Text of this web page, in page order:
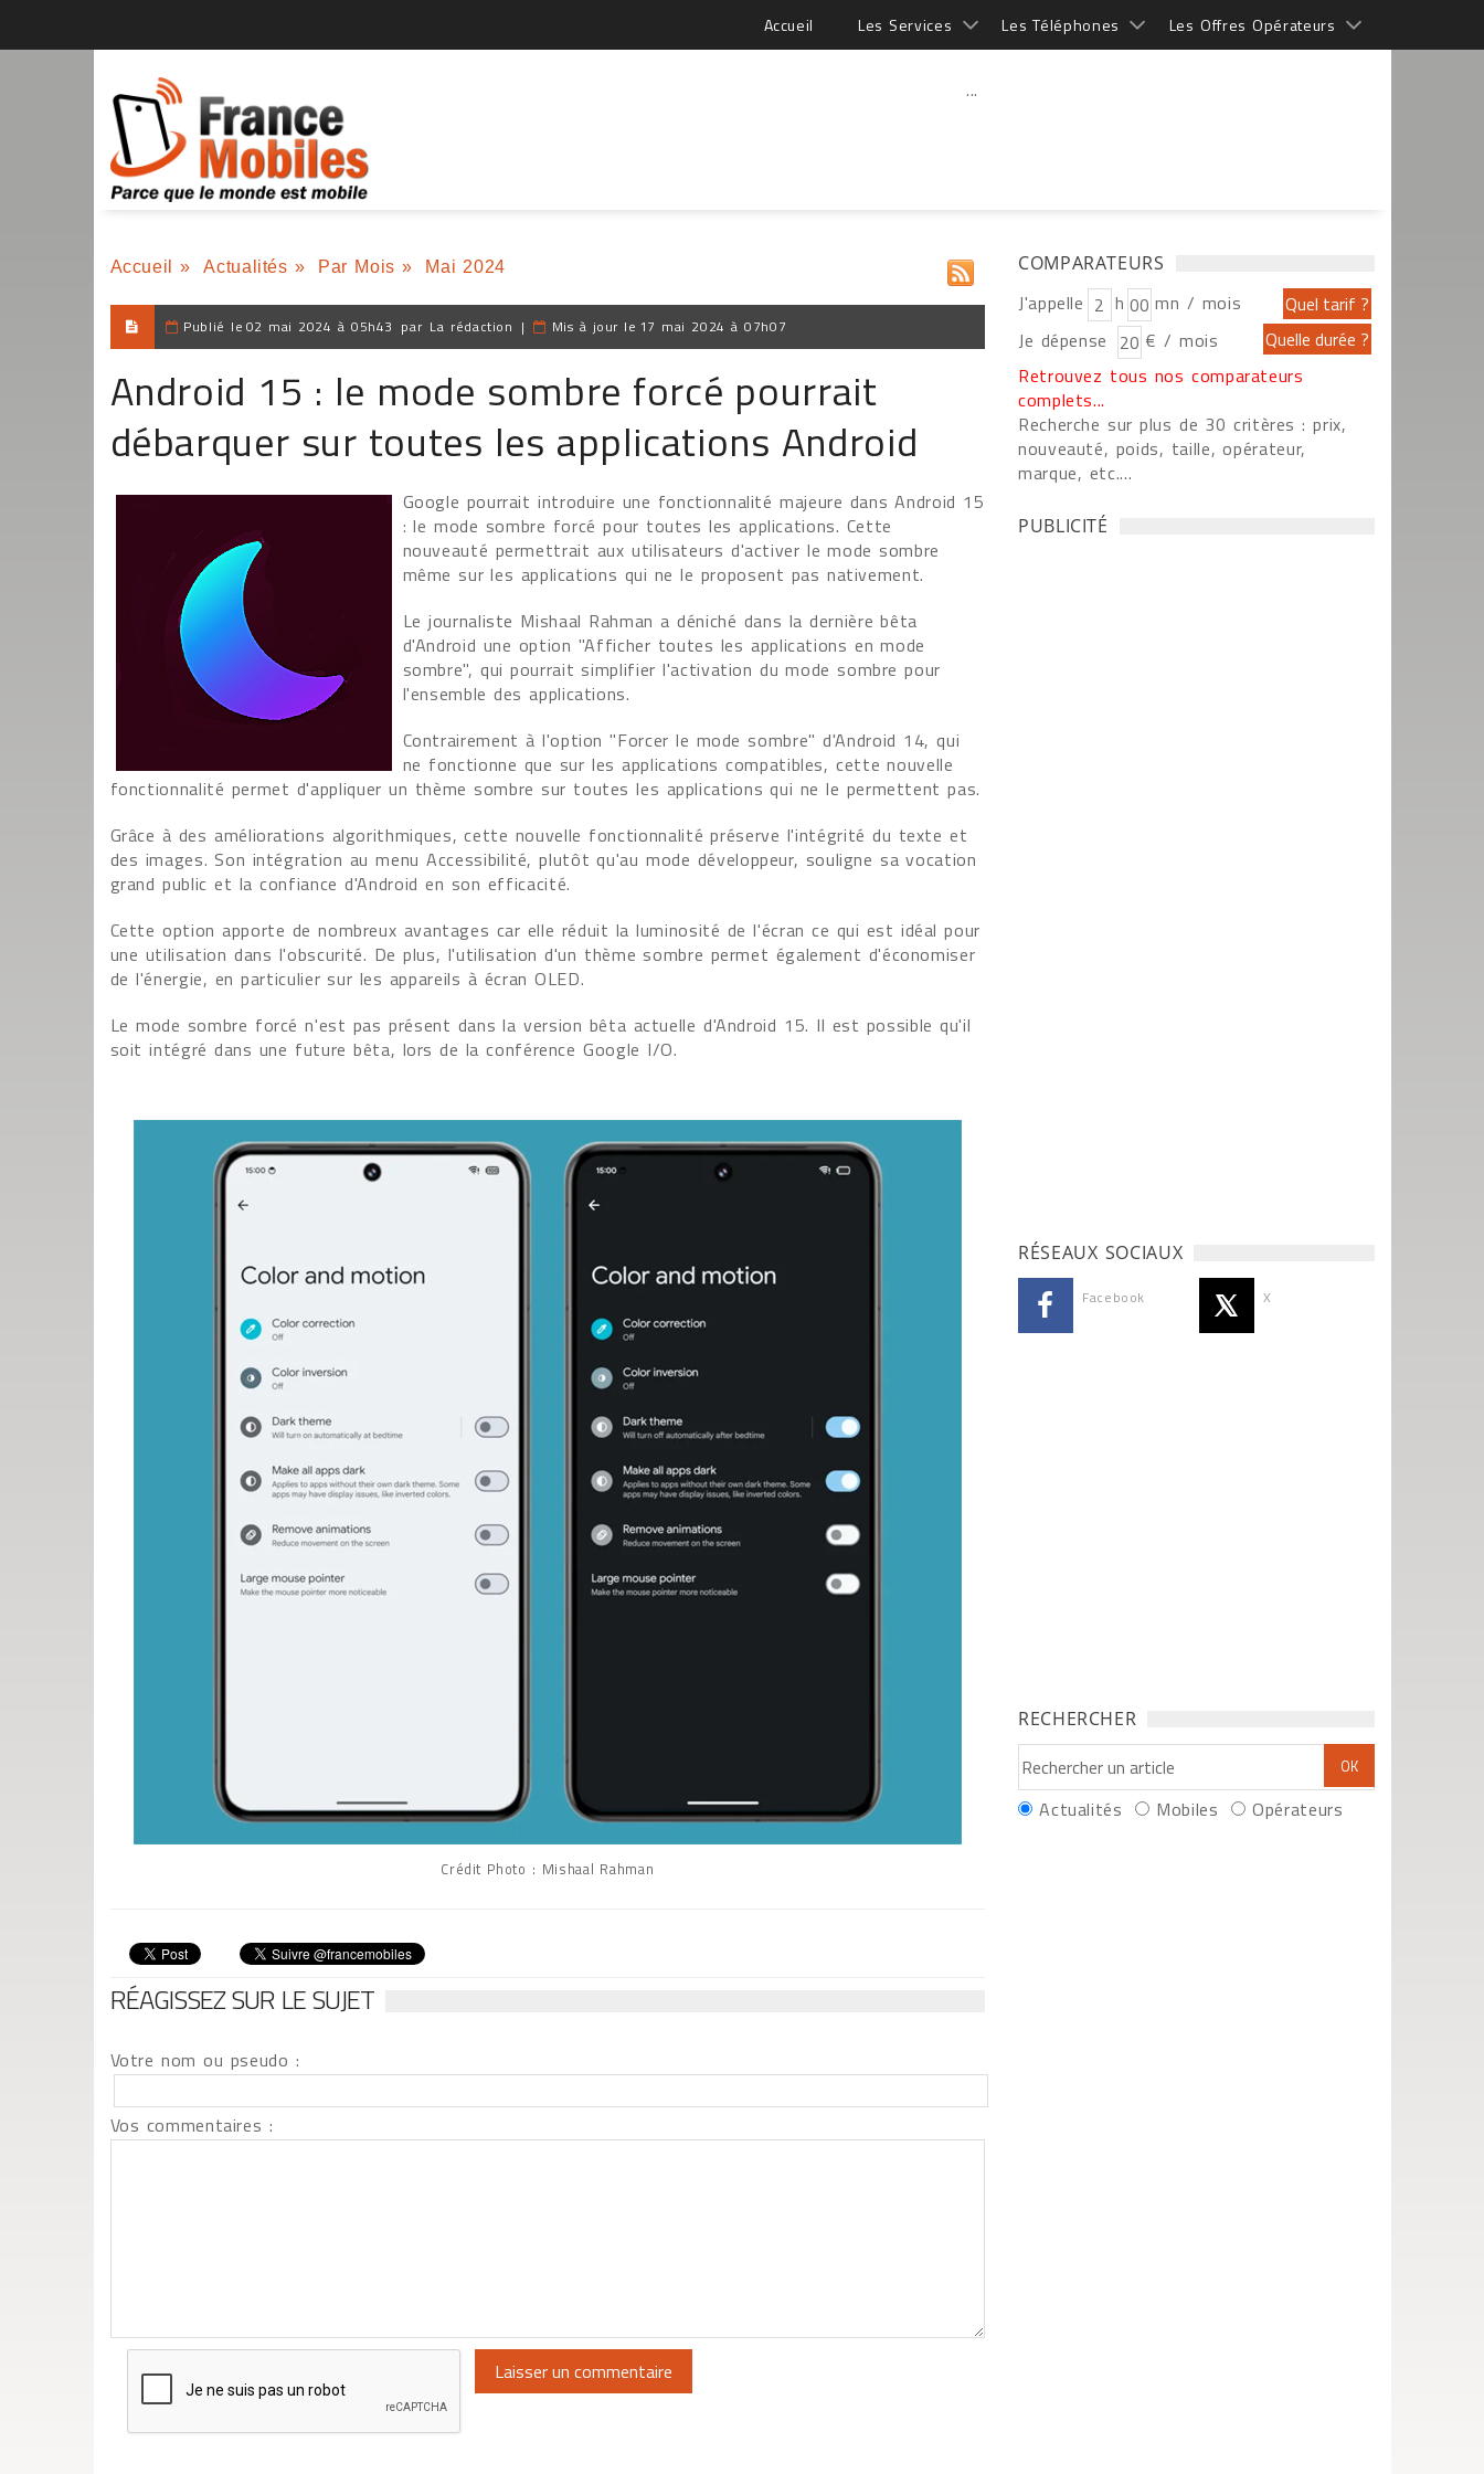
Accueil Les Services Les Téléphones Les Offres Opérateurs
...
Accueil » Actualités » Par Mois » Mai 2024
Publié le 02 mai 2024 à 05h43 par La rédaction | Mis à jour le 17 mai 2024 à 07h07
Android 15 : le mode sombre forcé pourrait
débarquer sur toutes les applications Android
Google pourrait introduire une fonctionnalité majeure dans Android 15
: le mode sombre forcé pour toutes les applications. Cette
nouveauté permettrait aux utilisateurs d'activer le mode sombre
même sur les applications qui ne le proposent pas nativement.
Le journaliste Mishaal Rahman a déniché dans la dernière bêta
d'Android une option "Afficher toutes les applications en mode
sombre", qui pourrait simplifier l'activation du mode sombre pour
l'ensemble des applications.
Contrairement à l'option "Forcer le mode sombre" d'Android 14, qui
ne fonctionne que sur les applications compatibles, cette nouvelle
fonctionnalité permet d'appliquer un thème sombre sur toutes les applications qui ne le permettent pas.
Grâce à des améliorations algorithmiques, cette nouvelle fonctionnalité préserve l'intégrité du texte et
des images. Son intégration au menu Accessibilité, plutôt qu'au mode développeur, souligne sa vocation
grand public et la confiance d'Android en son efficacité.
Cette option apporte de nombreux avantages car elle réduit la luminosité de l'écran ce qui est idéal pour
une utilisation dans l'obscurité. De plus, l'utilisation d'un thème sombre permet également d'économiser
de l'énergie, en particulier sur les appareils à écran OLED.
Le mode sombre forcé n'est pas présent dans la version bêta actuelle d'Android 15. Il est possible qu'il
soit intégré dans une future bêta, lors de la conférence Google I/O.
Crédit Photo : Mishaal Rahman
RÉAGISSEZ SUR LE SUJET
Votre nom ou pseudo :
Vos commentaires :
COMPARATEURS
J'appelle h
mn / mois
Je dépense
€ / mois
Retrouvez tous nos comparateurs
complets...
Recherche sur plus de 30 critères : prix,
nouveauté, poids, taille, opérateur,
marque, etc....
PUBLICITÉ
RÉSEAUX SOCIAUX
Facebook X
RECHERCHER
Actualités Mobiles Opérateurs